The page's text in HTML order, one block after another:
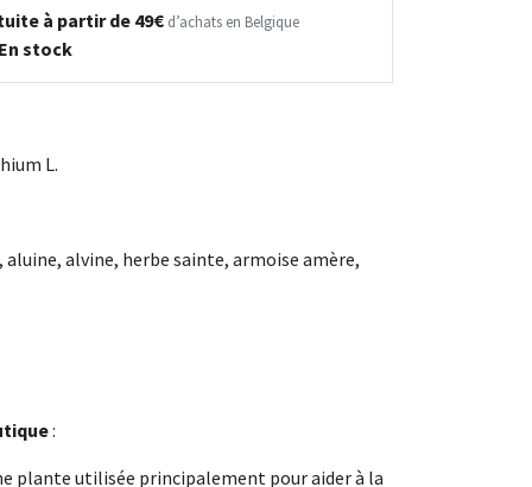
à partir de 49€ d’achats en Belgique
stock
L.
aluine, alvine, herbe sainte, armoise amère,
:
plante utilisée principalement pour aider à la